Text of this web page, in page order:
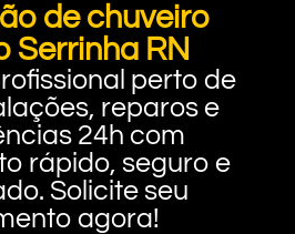
de chuveiro
Serrinha RN
perto de
reparos e
24h com
rápido, seguro e
Solicite seu
agora!